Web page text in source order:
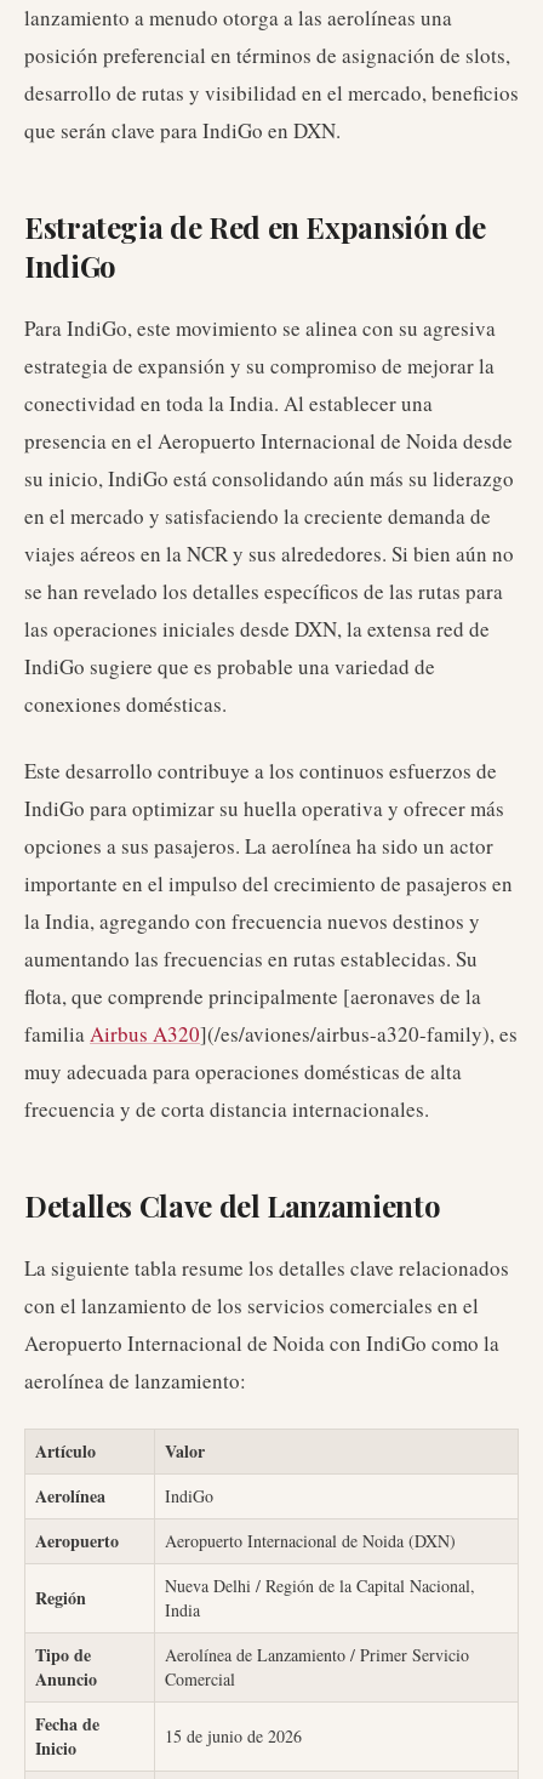
lanzamiento a menudo otorga a las aerolíneas una
posición preferencial en términos de asignación de slots,
desarrollo de rutas y visibilidad en el mercado, beneficios
que serán clave para IndiGo en DXN.
Estrategia de Red en Expansión de
IndiGo
Para IndiGo, este movimiento se alinea con su agresiva
estrategia de expansión y su compromiso de mejorar la
conectividad en toda la India. Al establecer una
presencia en el Aeropuerto Internacional de Noida desde
su inicio, IndiGo está consolidando aún más su liderazgo
en el mercado y satisfaciendo la creciente demanda de
viajes aéreos en la NCR y sus alrededores. Si bien aún no
se han revelado los detalles específicos de las rutas para
las operaciones iniciales desde DXN, la extensa red de
IndiGo sugiere que es probable una variedad de
conexiones domésticas.
Este desarrollo contribuye a los continuos esfuerzos de
IndiGo para optimizar su huella operativa y ofrecer más
opciones a sus pasajeros. La aerolínea ha sido un actor
importante en el impulso del crecimiento de pasajeros en
la India, agregando con frecuencia nuevos destinos y
aumentando las frecuencias en rutas establecidas. Su
flota, que comprende principalmente [aeronaves de la
familiaAirbus A320](/es/aviones/airbus-a320-family), es
muy adecuada para operaciones domésticas de alta
frecuencia y de corta distancia internacionales.
Detalles Clave del Lanzamiento
La siguiente tabla resume los detalles clave relacionados
con el lanzamiento de los servicios comerciales en el
Aeropuerto Internacional de Noida con IndiGo como la
aerolínea de lanzamiento:
Artículo
Valor
Aerolínea
IndiGo
Aeropuerto Aeropuerto Internacional de Noida (DXN)
Región
Nueva Delhi / Región de la Capital Nacional,
India
Tipo de
Anuncio
Aerolínea de Lanzamiento / Primer Servicio
Comercial
Fecha de
Inicio
15 de junio de 2026